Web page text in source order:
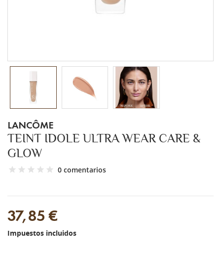
LANCÔME
TEINT IDOLE ULTRA WEAR CARE &
GLOW
0 comentarios
37,85 €
Impuestos incluidos